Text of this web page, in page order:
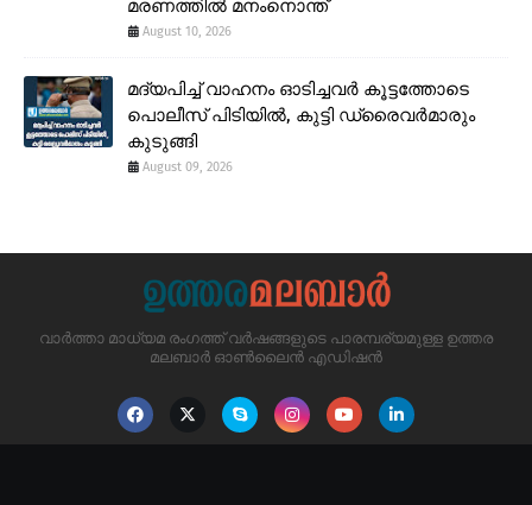
മരണത്തിൽ മനംനൊന്ത്
August 10, 2026
മദ്യപിച്ച് വാഹനം ഓടിച്ചവർ കൂട്ടത്തോടെ
പൊലീസ് പിടിയിൽ, കുട്ടി ഡ്രൈവർമാരും
കുടുങ്ങി
August 09, 2026
വാർത്താ മാധ്യമ രംഗത്ത് വർഷങ്ങളുടെ പാരമ്പര്യമുള്ള ഉത്തര
മലബാർ ഓൺലൈൻ എഡിഷൻ